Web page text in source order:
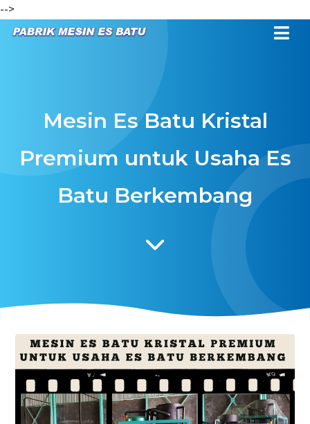
-->
Mesin Es Batu Kristal
Premium untuk Usaha Es
Batu Berkembang